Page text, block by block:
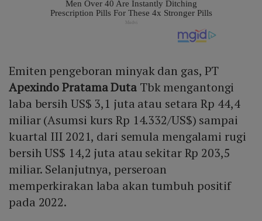
Emiten pengeboran minyak dan gas, PT
Apexindo Pratama Duta Tbk mengantongi
laba bersih US$ 3,1 juta atau setara Rp 44,4
miliar (Asumsi kurs Rp 14.332/US$) sampai
kuartal III 2021, dari semula mengalami rugi
bersih US$ 14,2 juta atau sekitar Rp 203,5
miliar. Selanjutnya, perseroan
memperkirakan laba akan tumbuh positif
pada 2022.